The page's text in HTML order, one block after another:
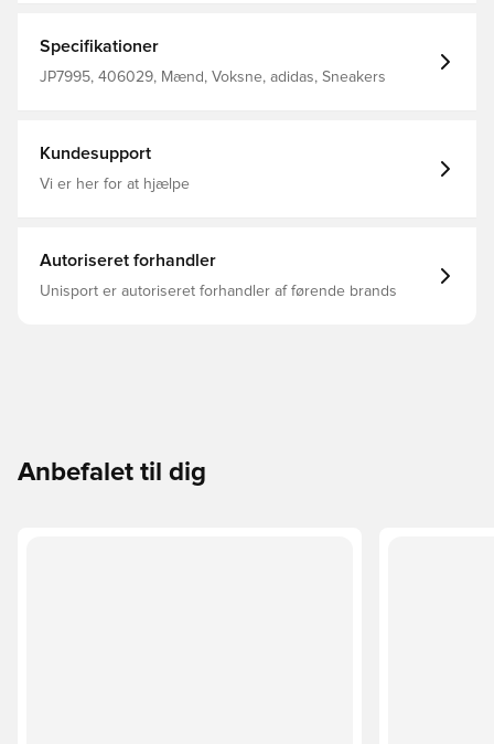
Enderman. Almindelig pasform Snørelukning Overdel i
læder og syntetisk materiale Tekstilfor Ydersål i gummi
Specifikationer
JP7995, 406029, Mænd, Voksne, adidas, Sneakers
Kundesupport
Vi er her for at hjælpe
Autoriseret forhandler
Unisport er autoriseret forhandler af førende brands
Anbefalet til dig